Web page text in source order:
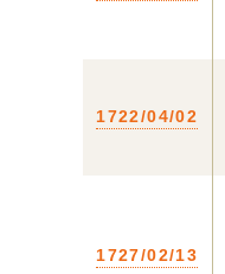
1722/04/02
1727/02/13